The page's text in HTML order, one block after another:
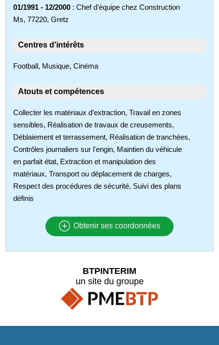
01/1991 - 12/2000 : Chef d’équipe chez Construction
Ms, 77220, Gretz
Centres d'intérêts
Football, Musique, Cinéma
Atouts et compétences
Collecter les matériaux d’extraction, Travail en zones
sensibles, Réalisation de travaux de creusements,
Déblaiement et terrassement, Réalisation de tranchées,
Contrôles journaliers sur l'engin, Maintien du véhicule
en parfait état, Extraction et manipulation des
matériaux, Transport ou déplacement de charges,
Respect des procédures de sécurité, Suivi des plans
définis
Obtenir ses coordonnées
BTPINTERIM
un site du groupe